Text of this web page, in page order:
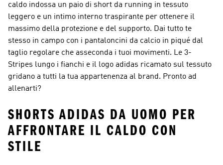
caldo indossa un paio di short da running in tessuto
leggero e un intimo interno traspirante per ottenere il
massimo della protezione e del supporto. Dai tutto te
stesso in campo con i pantaloncini da calcio in piqué dal
taglio regolare che asseconda i tuoi movimenti. Le 3-
Stripes lungo i fianchi e il logo adidas ricamato sul tessuto
gridano a tutti la tua appartenenza al brand. Pronto ad
allenarti?
SHORTS ADIDAS DA UOMO PER
AFFRONTARE IL CALDO CON
STILE